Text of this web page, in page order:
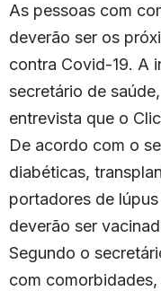
As pessoas com
deverão ser os
contra Covid-19. A
secretário de
entrevista que o
De acordo com o
diabéticas,
portadores de
deverão ser
Segundo o
com